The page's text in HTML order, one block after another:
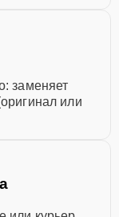
заменяет
или